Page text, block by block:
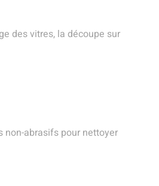
des vitres, la découpe sur
non-abrasifs pour nettoyer